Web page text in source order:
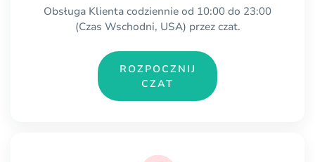
Obsługa Klienta codziennie od 10:00 do 23:00
(Czas Wschodni, USA) przez czat.
ROZPOCZNIJ
CZAT